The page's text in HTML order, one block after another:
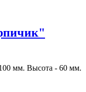
мм. Высота - 60 мм.